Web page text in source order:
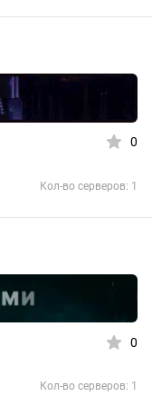
0
Кол-во серверов: 1
0
Кол-во серверов: 1